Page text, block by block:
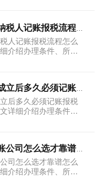
人记账报税流程怎么
介绍办理条件、所需
海口新公司成立后多久必须记账报税，2...
后多久必须记账报税
详细介绍办理条件、
司怎么选才靠谱怎么
介绍办理条件、所需